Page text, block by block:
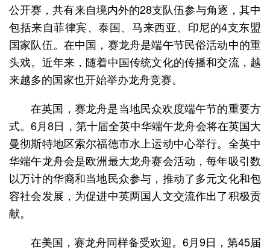
公开赛，共有来自境内外的28支队伍参与角逐，其中
包括来自菲律宾、泰国、马来西亚、印尼的4支东盟
国家队伍。在中国，赛龙舟是端午节民俗活动中的重
头戏。近年来，随着中国传统文化的传播和交流，越
来越多的国家也开始举办龙舟竞赛。
在英国，赛龙舟是当地民众欢度端午节的重要方
式。6月8日，第十届全英中华端午龙舟会将在英国大
曼彻斯特地区索尔福德市水上运动中心举行。全英中
华端午龙舟会是欧洲最大龙舟赛会活动，每年吸引数
以万计的华裔和当地民众参与，推动了多元文化和包
容社会发展，为促进中英两国人文交流作出了积极贡
献。
在美国，赛龙舟同样备受欢迎。6月9日，第45届